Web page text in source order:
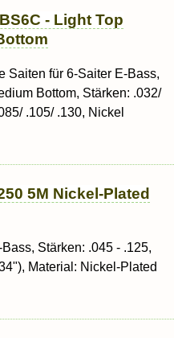
- Light Top
Saiten für 6-Saiter E-Bass,
Bottom, Stärken: .032/
.105/ .130, Nickel
5M Nickel-Plated
Stärken: .045 - .125,
Material: Nickel-Plated